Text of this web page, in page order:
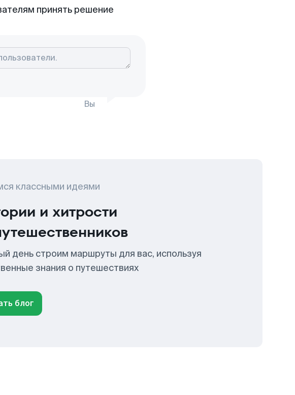
принять решение
Вы
классными идеями
и хитрости
день строим маршруты для вас, используя
знания о путешествиях
блог